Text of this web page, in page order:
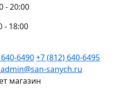
- 20:00
- 18:00
6490+7 (812) 640-6495
sanych.ru
магазин